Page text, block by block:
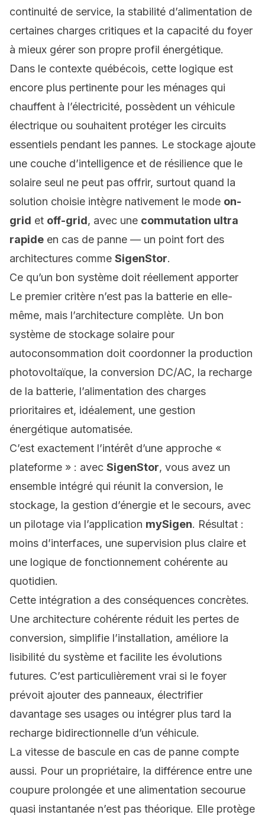
continuité de service, la stabilité d’alimentation de
certaines charges critiques et la capacité du foyer
à mieux gérer son propre profil énergétique.
Dans le contexte québécois, cette logique est
encore plus pertinente pour les ménages qui
chauffent à l’électricité, possèdent un véhicule
électrique ou souhaitent protéger les circuits
essentiels pendant les pannes. Le stockage ajoute
une couche d’intelligence et de résilience que le
solaire seul ne peut pas offrir, surtout quand la
solution choisie intègre nativement le mode on-
grid et off-grid, avec une commutation ultra
rapide en cas de panne — un point fort des
architectures comme SigenStor.
Ce qu’un bon système doit réellement apporter
Le premier critère n’est pas la batterie en elle-
même, mais l’architecture complète. Un bon
système de stockage solaire pour
autoconsommation doit coordonner la production
photovoltaïque, la conversion DC/AC, la recharge
de la batterie, l’alimentation des charges
prioritaires et, idéalement, une gestion
énergétique automatisée.
C’est exactement l’intérêt d’une approche «
plateforme » : avec SigenStor, vous avez un
ensemble intégré qui réunit la conversion, le
stockage, la gestion d’énergie et le secours, avec
un pilotage via l’application mySigen. Résultat :
moins d’interfaces, une supervision plus claire et
une logique de fonctionnement cohérente au
quotidien.
Cette intégration a des conséquences concrètes.
Une architecture cohérente réduit les pertes de
conversion, simplifie l’installation, améliore la
lisibilité du système et facilite les évolutions
futures. C’est particulièrement vrai si le foyer
prévoit ajouter des panneaux, électrifier
davantage ses usages ou intégrer plus tard la
recharge bidirectionnelle d’un véhicule.
La vitesse de bascule en cas de panne compte
aussi. Pour un propriétaire, la différence entre une
coupure prolongée et une alimentation secourue
quasi instantanée n’est pas théorique. Elle protège